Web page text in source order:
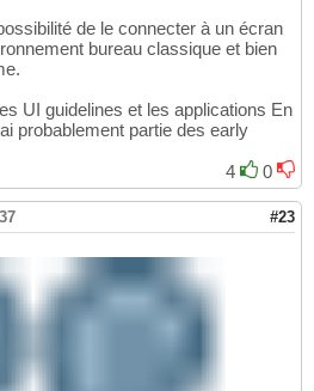
de le connecter à un écran
bureau classique et bien
UI guidelines et les applications En
probablement partie des early
4
0
#23